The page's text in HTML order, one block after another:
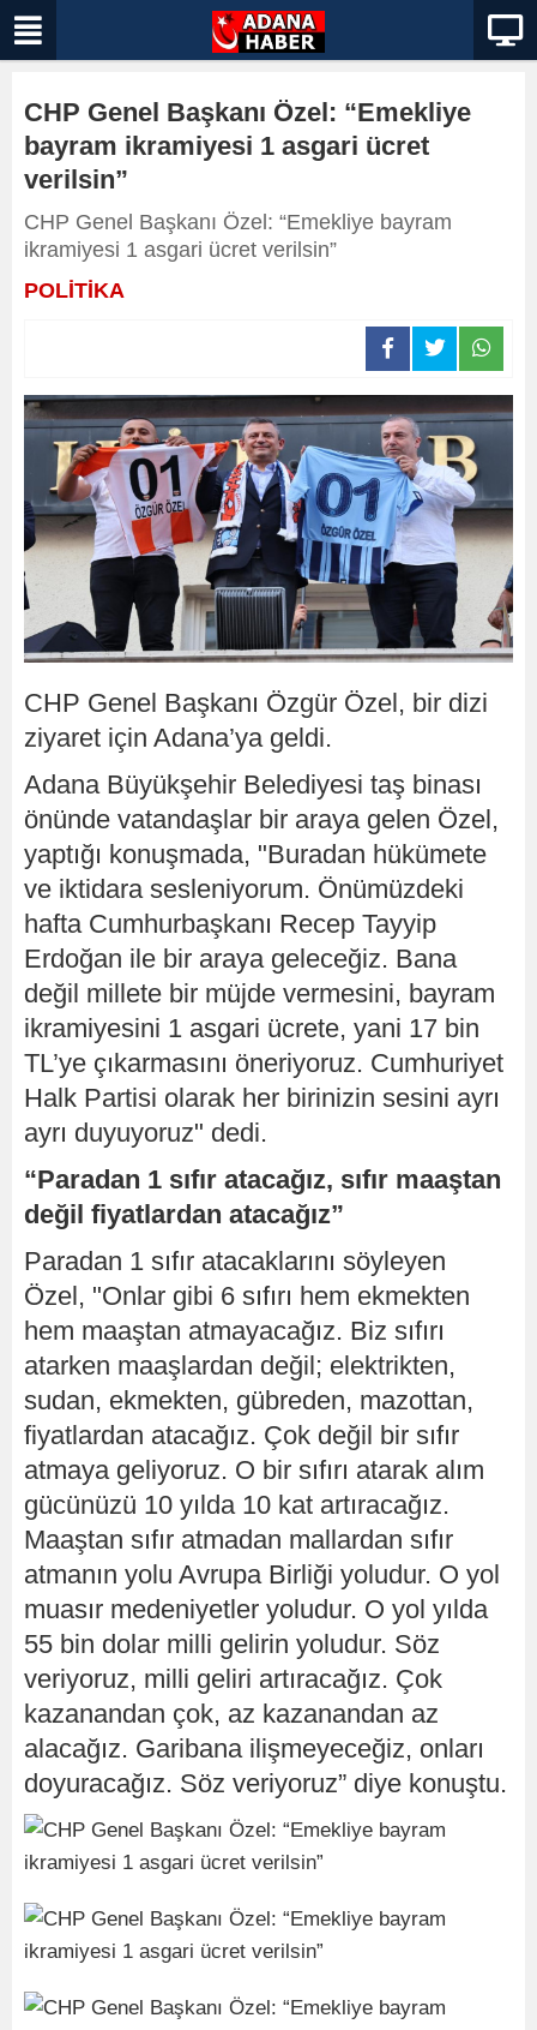
CHP Genel Başkanı Özel: “Emekliye
bayram ikramiyesi 1 asgari ücret
verilsin”
CHP Genel Başkanı Özel: “Emekliye bayram
ikramiyesi 1 asgari ücret verilsin”
POLİTİKA
CHP Genel Başkanı Özgür Özel, bir dizi
ziyaret için Adana’ya geldi.
Adana Büyükşehir Belediyesi taş binası
önünde vatandaşlar bir araya gelen Özel,
yaptığı konuşmada, "Buradan hükümete
ve iktidara sesleniyorum. Önümüzdeki
hafta Cumhurbaşkanı Recep Tayyip
Erdoğan ile bir araya geleceğiz. Bana
değil millete bir müjde vermesini, bayram
ikramiyesini 1 asgari ücrete, yani 17 bin
TL’ye çıkarmasını öneriyoruz. Cumhuriyet
Halk Partisi olarak her birinizin sesini ayrı
ayrı duyuyoruz" dedi.
“Paradan 1 sıfır atacağız, sıfır maaştan
değil fiyatlardan atacağız”
Paradan 1 sıfır atacaklarını söyleyen
Özel, "Onlar gibi 6 sıfırı hem ekmekten
hem maaştan atmayacağız. Biz sıfırı
atarken maaşlardan değil; elektrikten,
sudan, ekmekten, gübreden, mazottan,
fiyatlardan atacağız. Çok değil bir sıfır
atmaya geliyoruz. O bir sıfırı atarak alım
gücünüzü 10 yılda 10 kat artıracağız.
Maaştan sıfır atmadan mallardan sıfır
atmanın yolu Avrupa Birliği yoludur. O yol
muasır medeniyetler yoludur. O yol yılda
55 bin dolar milli gelirin yoludur. Söz
veriyoruz, milli geliri artıracağız. Çok
kazanandan çok, az kazanandan az
alacağız. Garibana ilişmeyeceğiz, onları
doyuracağız. Söz veriyoruz” diye konuştu.